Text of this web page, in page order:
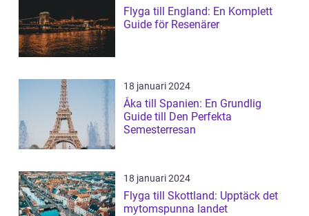
Flyga till England: En Komplett
Guide för Resenärer
18 januari 2024
Åka till Spanien: En Grundlig
Guide till Den Perfekta
Semesterresan
18 januari 2024
Flyga till Skottland: Upptäck det
mytomspunna landet